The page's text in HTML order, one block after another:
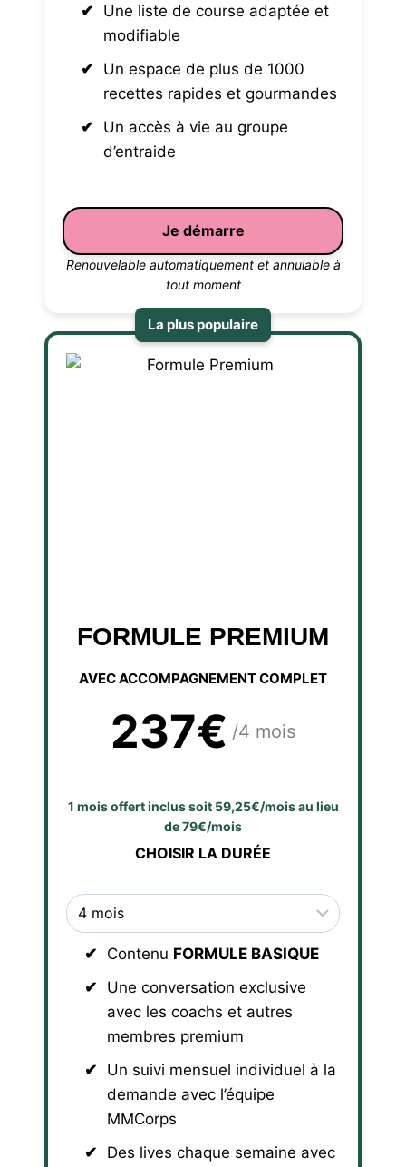
Une liste de course adaptée et
modifiable
Un espace de plus de 1000
recettes rapides et gourmandes
Un accès à vie au groupe
d’entraide
Je démarre
Renouvelable automatiquement et annulable à
tout moment
FORMULE PREMIUM
AVEC ACCOMPAGNEMENT COMPLET
237€ /4 mois
1 mois offert inclus soit 59,25€/mois au lieu
de 79€/mois
CHOISIR LA DURÉE
Contenu FORMULE BASIQUE
Une conversation exclusive
avec les coachs et autres
membres premium
Un suivi mensuel individuel à la
demande avec l’équipe
MMCorps
Des lives chaque semaine avec